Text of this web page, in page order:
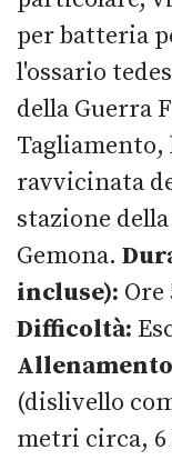
per batteria
l'ossario
della Guerra
Tagliamento,
ravvicinata
stazione
Gemona.
incluse): Ore
Difficoltà:
(dislivello
metri circa, 6